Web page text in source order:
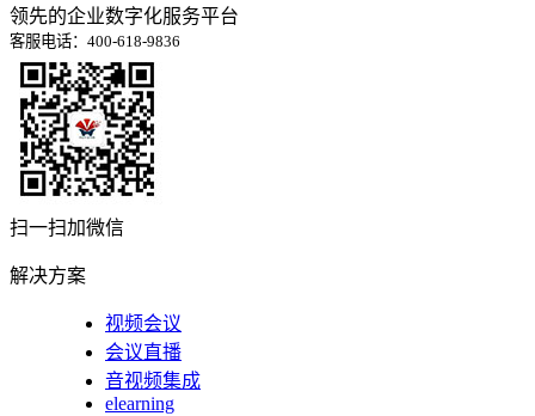
领先的企业数字化服务平台
客服电话：400-618-9836
扫一扫加微信
解决方案
视频会议
会议直播
音视频集成
elearning